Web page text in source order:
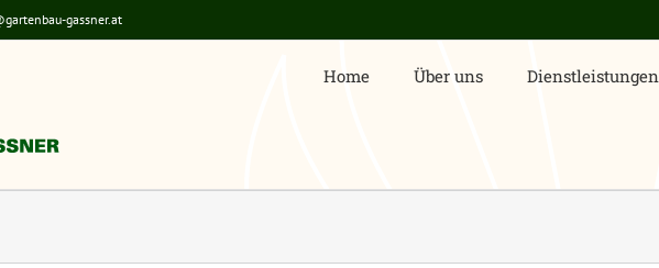
gassner.at
Home Über uns Dienstleistungen